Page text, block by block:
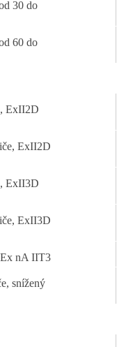
30 do
60 do
ExII2D
ExII2D
ExII3D
ExII3D
Ex nA IIT3
snížený